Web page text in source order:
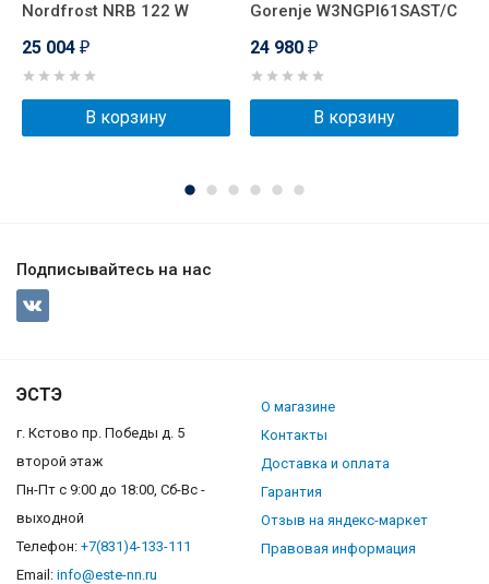
Nordfrost NRB 122 W
25 004 ₽
В корзину
Gorenje W3NGPI61SAST/C
24 980 ₽
В корзину
Подписывайтесь на нас
ЭСТЭ
г. Кстово пр. Победы д. 5
второй этаж
Пн-Пт с 9:00 до 18:00, Сб-Вс -
выходной
Телефон: +7(831)4-133-111
Email: info@este-nn.ru
О магазине
Контакты
Доставка и оплата
Гарантия
Отзыв на яндекс-маркет
Правовая информация